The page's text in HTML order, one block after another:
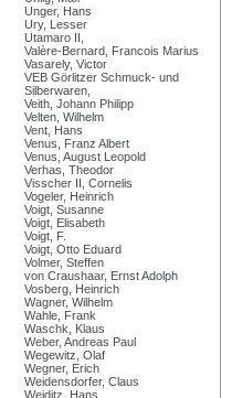
Unger, Hans
Ury, Lesser
Utamaro II,
Valère-Bernard, Francois Marius
Vasarely, Victor
VEB Görlitzer Schmuck- und
Silberwaren,
Veith, Johann Philipp
Velten, Wilhelm
Vent, Hans
Venus, Franz Albert
Venus, August Leopold
Verhas, Theodor
Visscher II, Cornelis
Vogeler, Heinrich
Voigt, Susanne
Voigt, Elisabeth
Voigt, F.
Voigt, Otto Eduard
Volmer, Steffen
von Craushaar, Ernst Adolph
Vosberg, Heinrich
Wagner, Wilhelm
Wahle, Frank
Waschk, Klaus
Weber, Andreas Paul
Wegewitz, Olaf
Wegner, Erich
Weidensdorfer, Claus
Weiditz, Hans